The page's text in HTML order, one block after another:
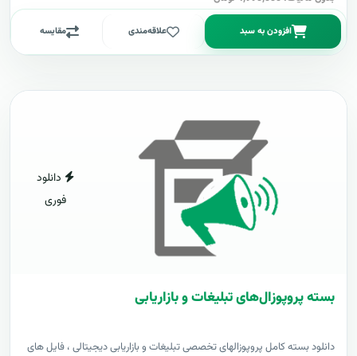
افزودن به سبد علاقه‌مندی مقایسه
دانلود
فوری
بسته پروپوزال‌های تبلیغات و بازاریابی
دانلود بسته کامل پروپوزالهای تخصصی تبلیغات و بازاریابی دیجیتالی ، فایل های